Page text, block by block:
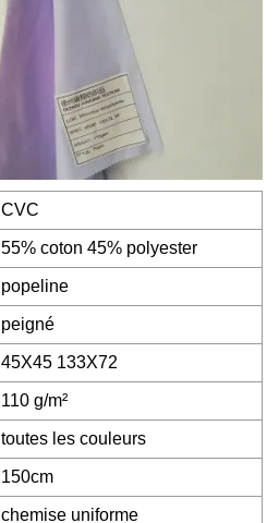
CVC
55% coton 45% polyester
popeline
peigné
45X45 133X72
110 g/m²
toutes les couleurs
150cm
chemise uniforme